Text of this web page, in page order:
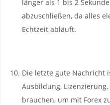
länger als 1 bis 2
abzuschließen, da alles
Echtzeit abläuft.
Die letzte gute Nachricht
Ausbildung,
brauchen, um mit Forex